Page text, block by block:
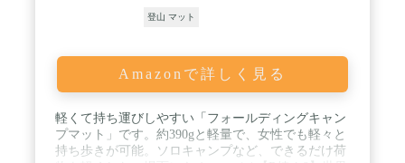
登山 マット
Amazonで詳しく見る
軽くて持ち運びしやすい「フォールディングキャン
プマット」です。約390gと軽量で、女性でも軽々と
持ち歩きが可能。ソロキャンプなど、できるだけ荷